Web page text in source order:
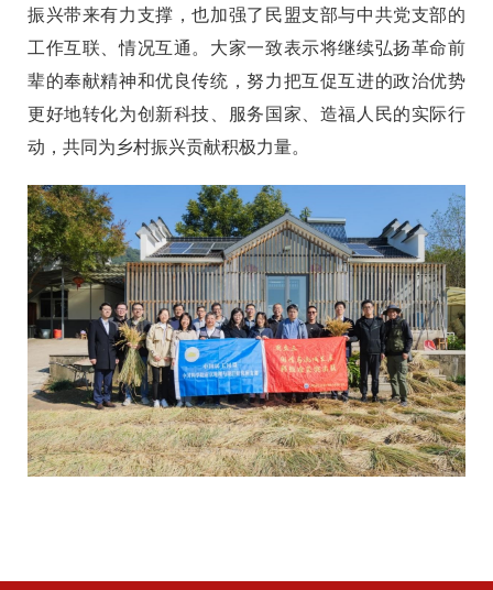
振兴带来有力支撑，也加强了民盟支部与中共党支部的
工作互联、情况互通。大家一致表示将继续弘扬革命前
辈的奉献精神和优良传统，努力把互促互进的政治优势
更好地转化为创新科技、服务国家、造福人民的实际行
动，共同为乡村振兴贡献积极力量。